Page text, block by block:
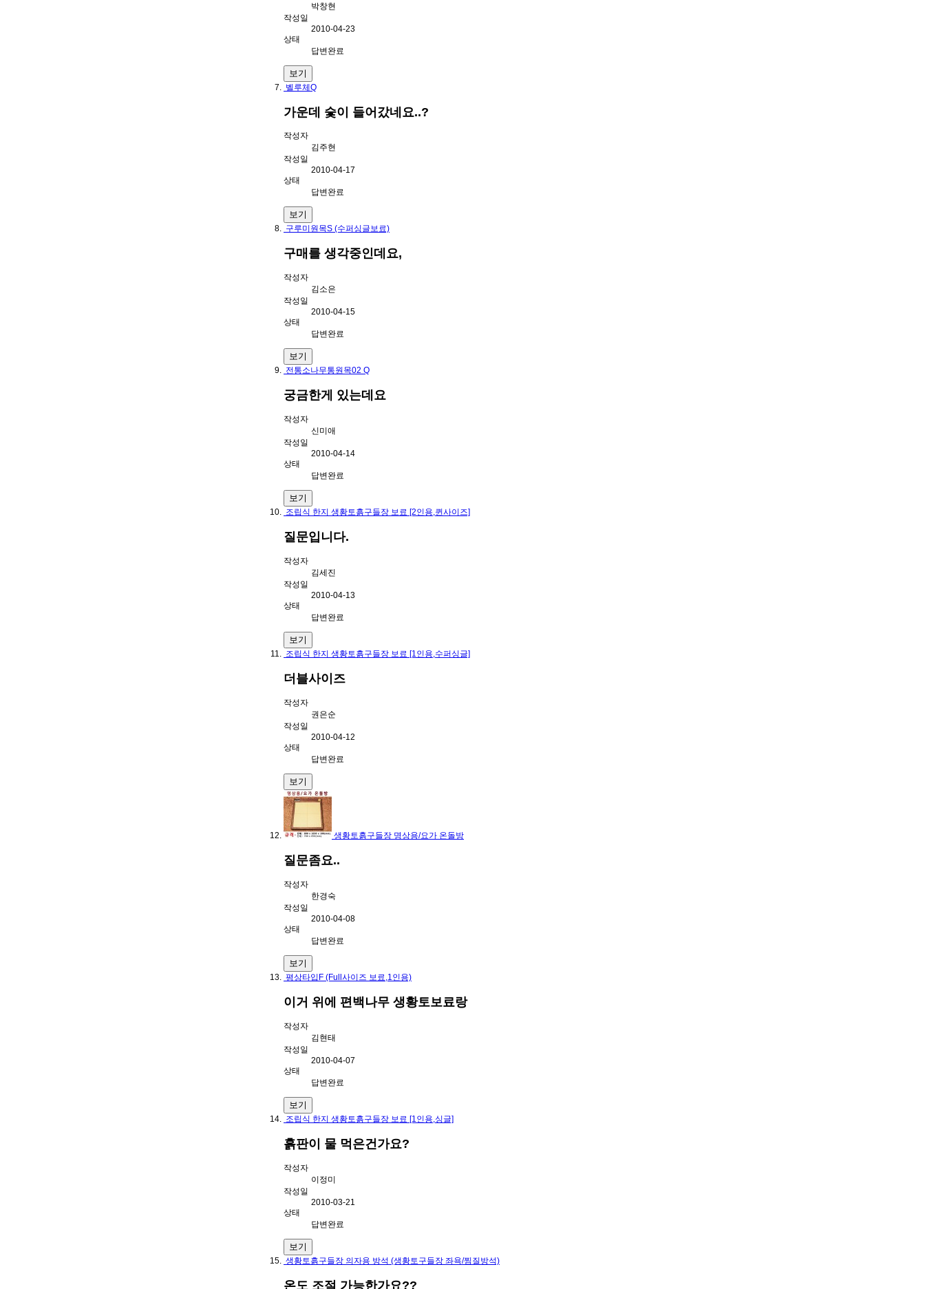
박창현
작성일
2010-04-23
상태
답변완료
보기
벨루체Q
가운데 숯이 들어갔네요..?
작성자
김주현
작성일
2010-04-17
상태
답변완료
보기
구루미원목S (수퍼싱글보료)
구매를 생각중인데요,
작성자
김소은
작성일
2010-04-15
상태
답변완료
보기
전통소나무통원목02 Q
궁금한게 있는데요
작성자
신미애
작성일
2010-04-14
상태
답변완료
보기
조립식 한지 생황토흙구들장 보료 [2인용,퀸사이즈]
질문입니다.
작성자
김세진
작성일
2010-04-13
상태
답변완료
보기
조립식 한지 생황토흙구들장 보료 [1인용,수퍼싱글]
더블사이즈
작성자
권은순
작성일
2010-04-12
상태
답변완료
보기
생황토흙구들장 명상용/요가 온돌방
질문좀요..
작성자
한경숙
작성일
2010-04-08
상태
답변완료
보기
평상타입F (Full사이즈 보료,1인용)
이거 위에 편백나무 생황토보료랑
작성자
김현태
작성일
2010-04-07
상태
답변완료
보기
조립식 한지 생황토흙구들장 보료 [1인용,싱글]
흙판이 물 먹은건가요?
작성자
이정미
작성일
2010-03-21
상태
답변완료
보기
생황토흙구들장 의자용 방석 (생황토구들장 좌욕/찜질방석)
온도 조절 가능한가요??